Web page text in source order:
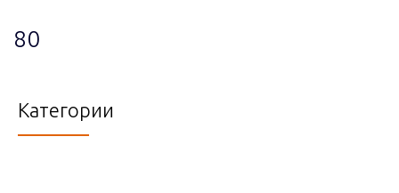
80
Категории